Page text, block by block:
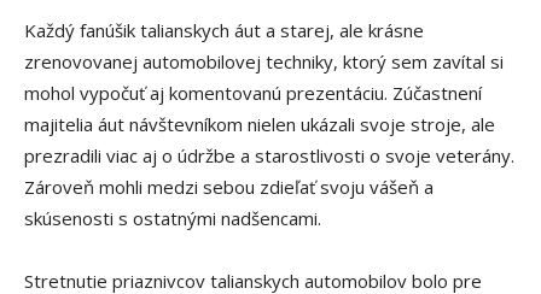
Každý fanúšik talianskych áut a starej, ale krásne
zrenovovanej automobilovej techniky, ktorý sem zavítal si
mohol vypočuť aj komentovanú prezentáciu. Zúčastnení
majitelia áut návštevníkom nielen ukázali svoje stroje, ale
prezradili viac aj o údržbe a starostlivosti o svoje veterány.
Zároveň mohli medzi sebou zdieľať svoju vášeň a
skúsenosti s ostatnými nadšencami.
Stretnutie priaznivcov talianskych automobilov bolo pre